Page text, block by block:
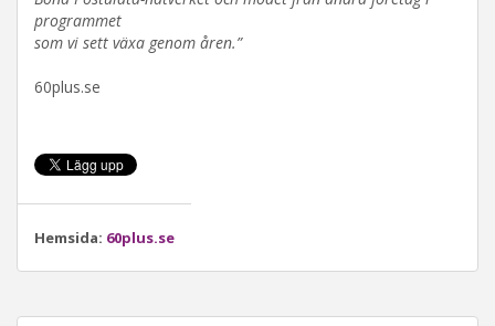
programmet
som vi sett växa genom åren.”
60plus.se
Hemsida: 60plus.se